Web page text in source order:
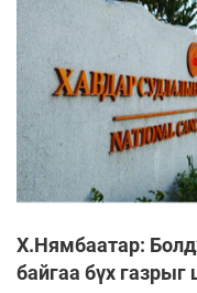
Х.Нямбаатар:
байгаа бүх газрыг